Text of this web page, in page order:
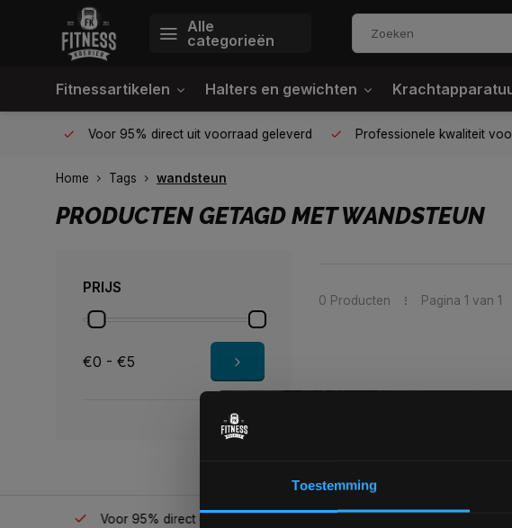
Toestemming
Alle
categorieën
Fitnessartikelen Halters en gewichten
Voor 95% direct uit voorraad geleverd Professionele kwaliteit
Home Tags wandsteun
PRODUCTEN GETAGD MET WANDSTEUN
PRIJS
€0 - €5
0 Producten Pagina 1 van 1
Voor 95% direct uit voorraad geleverd